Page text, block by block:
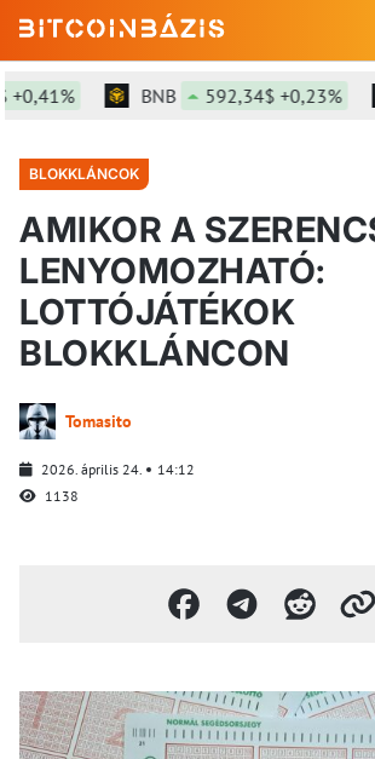
BNB 592,34$ +0,23%
BLOKKLÁNCOK
AMIKOR A
LENYOMOZHATÓ:
LOTTÓJÁTÉKOK
BLOKKLÁNCON
Tomasito
2026. április 24.
14:12
1138